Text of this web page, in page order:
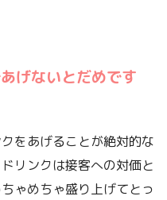
げないとだめです
をあげることが絶対的な
リンクは接客への対価と
ゃめちゃ盛り上げてとっ